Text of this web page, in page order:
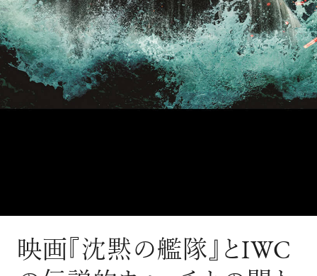
メールマガジンでお届け致します。更に『AdvancedTime』
のタブロイドマガジンのご案内もあり、送付手数料のみを
ご負担いただくことでお手元で『AdvancedTime』をお楽し
みいただけます。
登録は無料です。
映画『沈黙の艦隊』とIWC